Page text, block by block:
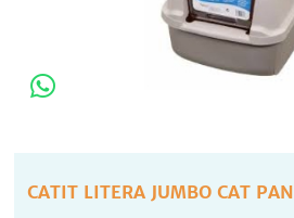
CATIT LITERA JUMBO CAT PAN